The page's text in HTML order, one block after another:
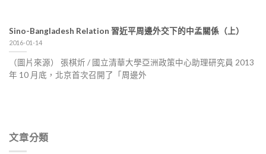
Sino-Bangladesh Relation 習近平周邊外交下的中孟關係（上）
2016-01-14
（圖片來源） 張棋炘 / 國立清華大學亞洲政策中心助理研究員 2013
年 10 月底，北京首次召開了「周邊外
文章分類